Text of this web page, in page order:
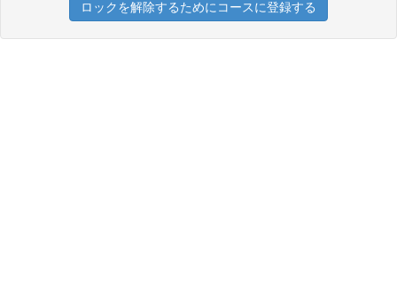
ロックを解除するためにコースに登録する